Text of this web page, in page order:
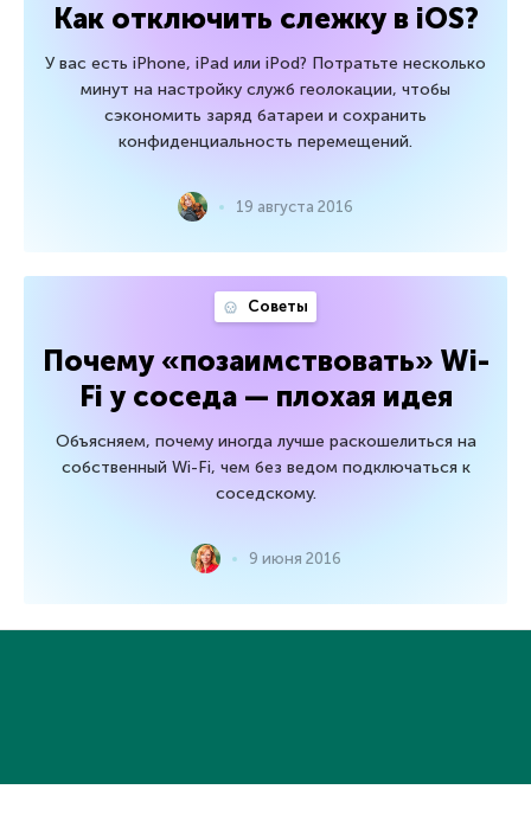
Как отключить слежку в iOS?
У вас есть iPhone, iPad или iPod? Потратьте несколько
минут на настройку служб геолокации, чтобы
сэкономить заряд батареи и сохранить
конфиденциальность перемещений.
19 августа 2016
Советы
Почему «позаимствовать» Wi-
Fi у соседа — плохая идея
Объясняем, почему иногда лучше раскошелиться на
собственный Wi-Fi, чем без ведом подключаться к
соседскому.
9 июня 2016